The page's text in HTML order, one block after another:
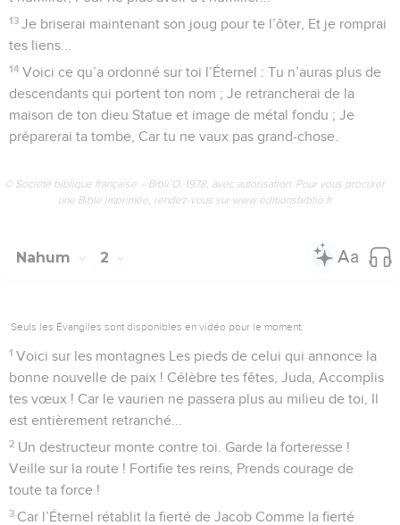
13 Je briserai maintenant son joug pour te l’ôter, Et je romprai
tes liens...
14 Voici ce qu’a ordonné sur toi l’Éternel : Tu n’auras plus de
descendants qui portent ton nom ; Je retrancherai de la
maison de ton dieu Statue et image de métal fondu ; Je
préparerai ta tombe, Car tu ne vaux pas grand-chose.
© Société biblique française – Bibli’O, 1978, avec autorisation. Pour vous procurer
une Bible imprimée, rendez-vous sur www.editionsbiblio.fr
Nahum 2
Seuls les Évangiles sont disponibles en vidéo pour le moment.
1 Voici sur les montagnes Les pieds de celui qui annonce la
bonne nouvelle de paix ! Célèbre tes fêtes, Juda, Accomplis
tes vœux ! Car le vaurien ne passera plus au milieu de toi, Il
est entièrement retranché...
2 Un destructeur monte contre toi. Garde la forteresse !
Veille sur la route ! Fortifie tes reins, Prends courage de
toute ta force !
3 Car l’Éternel rétablit la fierté de Jacob Comme la fierté